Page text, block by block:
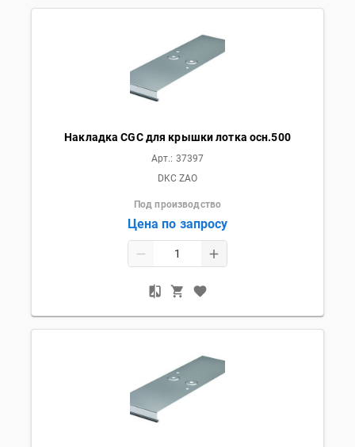
Накладка CGC для крышки лотка осн.500
Арт.: 37397
DKC ZAO
Под производство
Цена по запросу